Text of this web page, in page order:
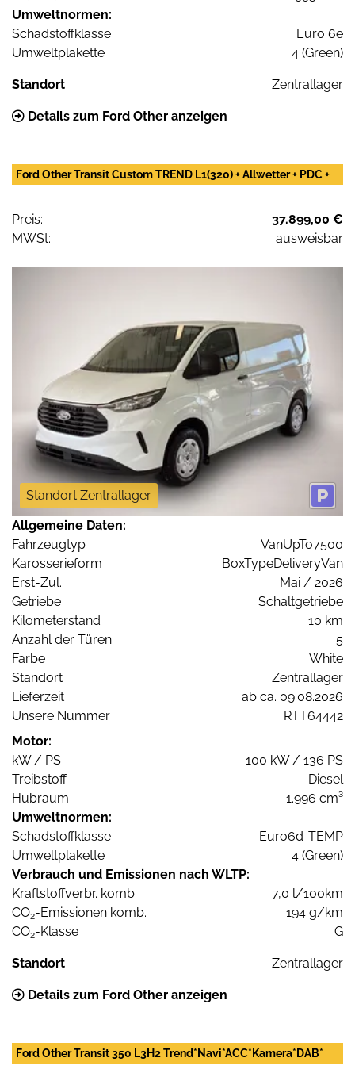
Umweltnormen:
Schadstoffklasse
Euro 6e
Umweltplakette
4 (Green)
Standort Zentrallager
Details zum Ford Other anzeigen
Ford Other Transit Custom TREND L1(320) + Allwetter + PDC +
Preis:
37.899,00 €
MWSt:
ausweisbar
Standort Zentrallager
Allgemeine Daten:
Fahrzeugtyp
VanUpTo7500
Karosserieform
BoxTypeDeliveryVan
Erst-Zul.
Mai / 2026
Getriebe
Schaltgetriebe
Kilometerstand
10 km
Anzahl der Türen
5
Farbe
White
Standort
Zentrallager
Lieferzeit
ab ca. 09.08.2026
Unsere Nummer
RTT64442
Motor:
kW / PS
100 kW / 136 PS
Treibstoff
Diesel
Hubraum
1.996 cm³
Umweltnormen:
Schadstoffklasse
Euro6d-TEMP
Umweltplakette
4 (Green)
Verbrauch und Emissionen nach WLTP:
Kraftstoffverbr. komb.
7,0 l/100km
CO2-Emissionen komb.
194 g/km
CO2-Klasse G
Standort Zentrallager
Details zum Ford Other anzeigen
Ford Other Transit 350 L3H2 Trend*Navi*ACC*Kamera*DAB*